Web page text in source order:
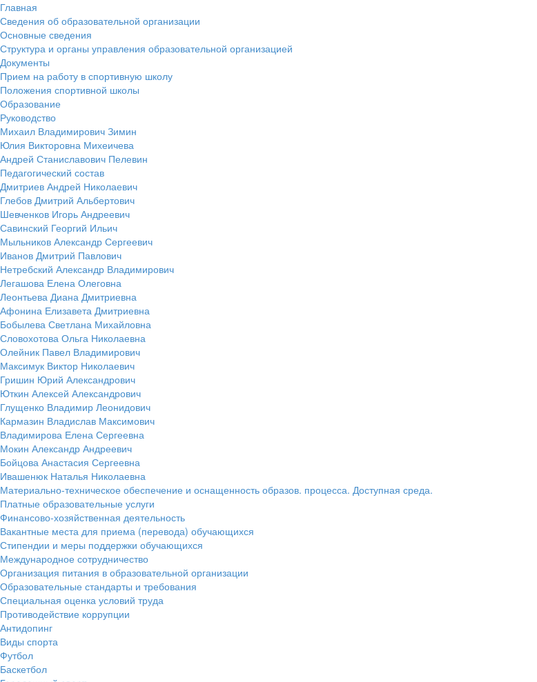
Главная
Сведения об образовательной организации
Основные сведения
Структура и органы управления образовательной организацией
Документы
Прием на работу в спортивную школу
Положения спортивной школы
Образование
Руководство
Михаил Владимирович Зимин
Юлия Викторовна Михеичева
Андрей Станиславович Пелевин
Педагогический состав
Дмитриев Андрей Николаевич
Глебов Дмитрий Альбертович
Шевченков Игорь Андреевич
Савинский Георгий Ильич
Мыльников Александр Сергеевич
Иванов Дмитрий Павлович
Нетребский Александр Владимирович
Легашова Елена Олеговна
Леонтьева Диана Дмитриевна
Афонина Елизавета Дмитриевна
Бобылева Светлана Михайловна
Словохотова Ольга Николаевна
Олейник Павел Владимирович
Максимук Виктор Николаевич
Гришин Юрий Александрович
Юткин Алексей Александрович
Глущенко Владимир Леонидович
Кармазин Владислав Максимович
Владимирова Елена Сергеевна
Мокин Александр Андреевич
Бойцова Анастасия Сергеевна
Ивашенюк Наталья Николаевна
Материально-техническое обеспечение и оснащенность образов. процесса. Доступная среда.
Платные образовательные услуги
Финансово-хозяйственная деятельность
Вакантные места для приема (перевода) обучающихся
Стипендии и меры поддержки обучающихся
Международное сотрудничество
Организация питания в образовательной организации
Образовательные стандарты и требования
Специальная оценка условий труда
Противодействие коррупции
Антидопинг
Виды спорта
Футбол
Баскетбол